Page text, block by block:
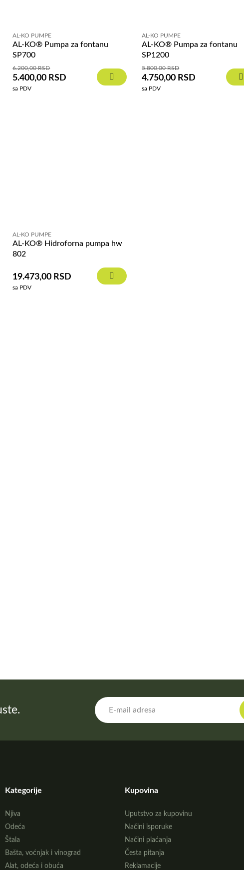
AL-KO PUMPE
AL-KO® Pumpa za fontanu
SP700
6.200,00RSD
5.400,00 RSD
sa PDV
AL-KO PUMPE
AL-KO® Pumpa za fontanu
SP1200
5.800,00RSD
4.750,00 RSD
sa PDV
AL-KO PUMPE
AL-KO® Hidroforna pumpa hw
802
19.473,00 RSD
sa PDV
Kategorije
Njiva
Odeća
Štala
Bašta, voćnjak i vinograd
Alat, odeća i obuća
Kupovina
Uputstvo za kupovinu
Načini isporuke
Načini plaćanja
Česta pitanja
Reklamacije